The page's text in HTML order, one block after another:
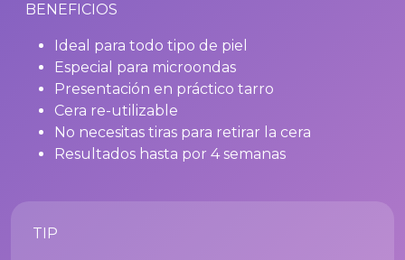
BENEFICIOS
Ideal para todo tipo de piel
Especial para microondas
Presentación en práctico tarro
Cera re-utilizable
No necesitas tiras para retirar la cera
Resultados hasta por 4 semanas
TIP